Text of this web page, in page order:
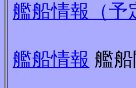
艦船情報（予
艦船情報 艦